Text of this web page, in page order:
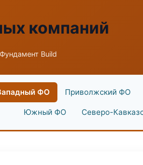
компаний
Build
ФО Приволжский ФО
Южный ФО Северо-